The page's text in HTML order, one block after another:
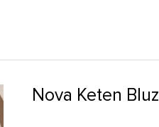
Nova Keten Bluz